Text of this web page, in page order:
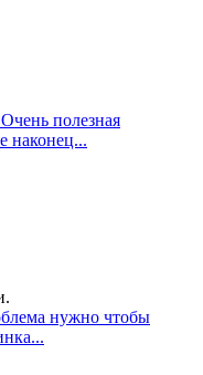
полезная
наконец...
нужно чтобы